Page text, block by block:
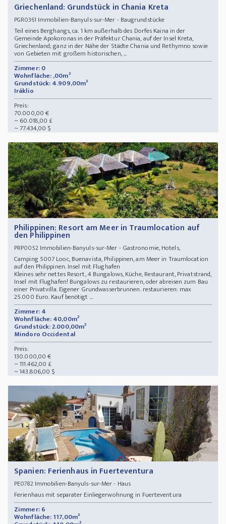
Griechenland: Grundstück in Chania Kreta
PGR0361 Immobilien-Banyuls-sur-Mer - Baugrundstücke
Teil eines Berghangs, ca. 1 km außerhalb des Dorfes Kaina in der
Gemeinde Apokoronas in der Präfektur Chania, auf der Insel Kreta,
Griechenland; ganz in der Nähe der Städte Chania und Rethymno sowie
von Gebieten mit großem historischen, ...
Zimmer: 0
Wohnfläche: ,00m²
Grundstück: 4.909,00m²
Iráklio
Preis:
70.000,00 €
~ 60.018,00 £
~ 77.434,00 $
Philippinen: Resort am Meer in Traumlocation auf
den Philippinen
PRP0052Immobilien-Banyuls-sur-Mer - Gastronomie, Hotels,
Camping 5007 Looc, Buenavista, Philippinen, am Meer in Traumlocation
auf den Philippinen. Insel mit Flughafen
Kleines sehr nettes Resort, 4 Bungalows, Küche, Restaurant, Privatstrand,
Insel mit Flughafen! Bungalows zu restaurieren, oder abreisen zum Bau
einer Privatvilla. Eigener Grundwasserbrunnen. restaurieren: max
25.000 Euro. Kauf benötigt ...
Zimmer: 4
Wohnfläche: 40,00m²
Grundstück: 2.000,00m²
Mindoro Occidental
Preis:
130.000,00 €
~ 111.462,00 £
~ 143.806,00 $
Spanien: Ferienhaus in Fuerteventura
PE0782Immobilien-Banyuls-sur-Mer - Haus
Ferienhaus mit separater Einliegerwohnung in Fuerteventura
Zimmer: 6
Wohnfläche: 117,00m²